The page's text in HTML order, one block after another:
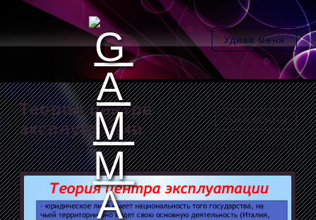
Удиви меня
Теория центра
эксплуатации
Пожаловаться